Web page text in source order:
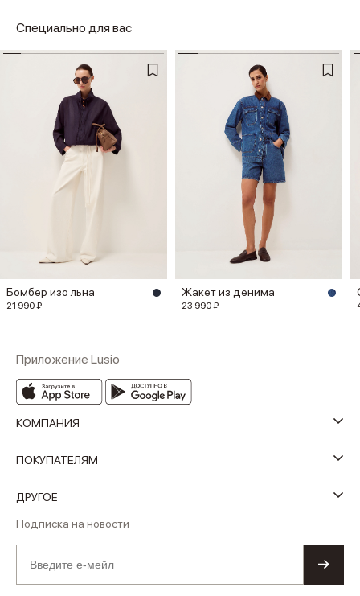
Специально для вас
Бомбер изо льна
21 990 ₽
Жакет из денима
23 990 ₽
Приложение Lusio
КОМПАНИЯ
ПОКУПАТЕЛЯМ
ДРУГОЕ
Подписка на новости